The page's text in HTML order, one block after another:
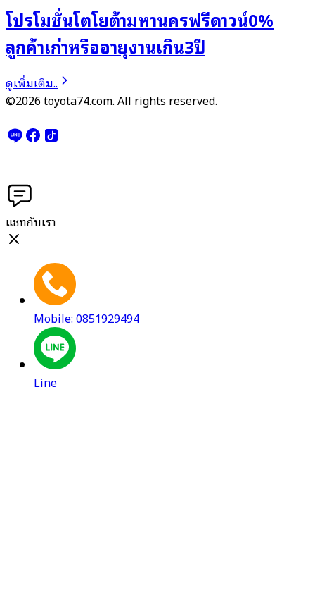
โปรโมชั่นโตโยต้ามหานครฟรีดาวน์0%
ลูกค้าเก่าหรืออายุงานเกิน3ปี
ดูเพิ่มเติม..
©2026 toyota74.com. All rights reserved.
แชทกับเรา
Mobile: 0851929494
Line